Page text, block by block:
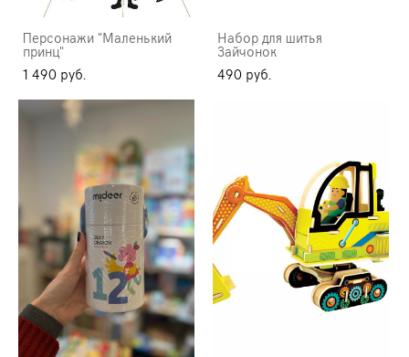
Персонажи "Маленький
принц"
1 490 pуб.
Набор для шитья
Зайчонок
490 pуб.